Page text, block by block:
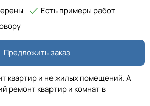
Есть примеры работ
Предложить заказ
квартир и не жилых помещений. А
ремонт квартир и комнат в